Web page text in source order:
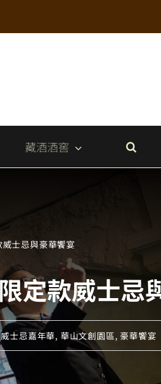
藏酒酒窖
士忌與豪華饗宴
定款威士忌
士忌嘉年華, 華山文創園區,豪華饗宴